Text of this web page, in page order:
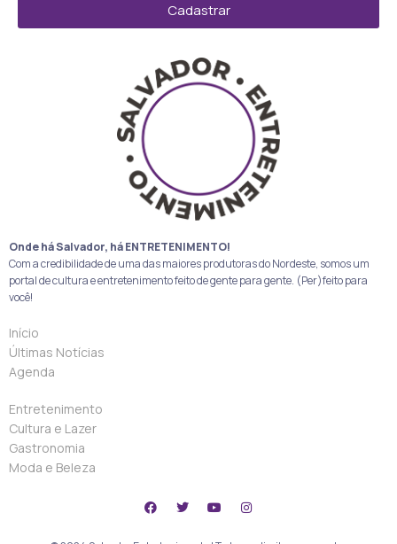
Cadastrar
Onde há Salvador, há ENTRETENIMENTO!
Com a credibilidade de uma das maiores produtoras do Nordeste, somos um
portal de cultura e entretenimento feito de gente para gente. (Per)feito para
você!
Início
Últimas Notícias
Agenda
Entretenimento
Cultura e Lazer
Gastronomia
Moda e Beleza